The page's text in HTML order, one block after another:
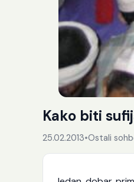
Kako biti
25.02.2013•Ostali